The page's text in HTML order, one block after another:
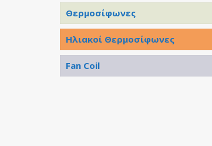
Θερμοσίφωνες
Ηλιακοί Θερμοσίφωνες
Fan Coil